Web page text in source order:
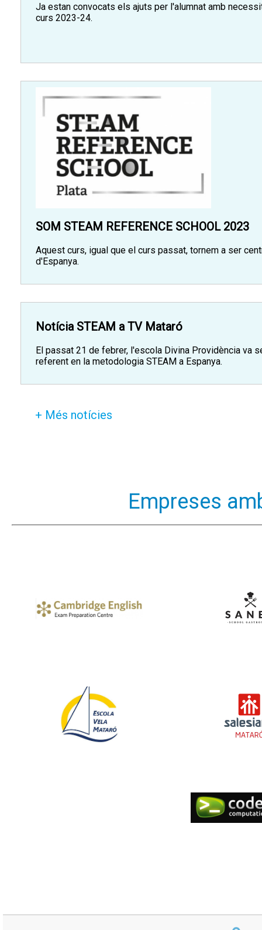
Ja estan convocats els ajuts per l'alumnat amb
curs 2023-24.
SOM STEAM REFERENCE SCHOOL 2023
Aquest curs, igual que el curs passat, tornem a ser
d'Espanya.
Notícia STEAM a TV Mataró
El passat 21 de febrer, l'escola Divina Providència va
referent en la metodologia STEAM a Espanya.
+ Més notícies
Empreses